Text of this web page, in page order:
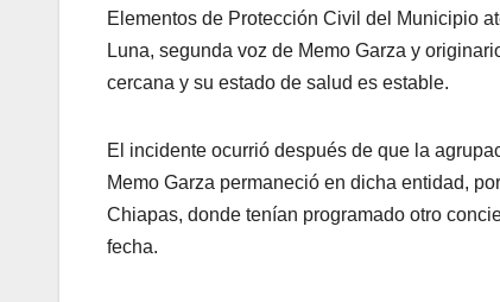
Elementos de Protección Civil del Municipio
Luna, segunda voz de Memo Garza y
cercana y su estado de salud es estable.
El incidente ocurrió después de que la
Memo Garza permaneció en dicha entidad,
Chiapas, donde tenían programado otro
fecha.